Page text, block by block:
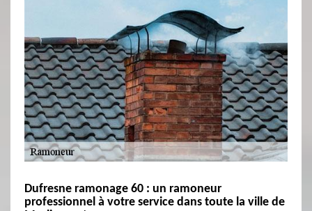
Dufresne ramonage 60 : un ramoneur
professionnel à votre service dans toute la ville de